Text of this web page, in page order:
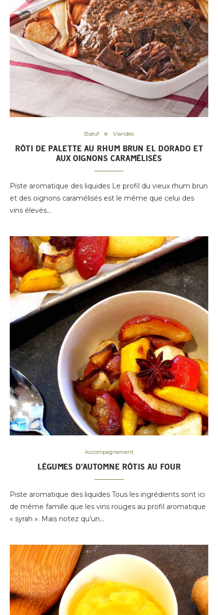
Bœuf Viandes
RÔTI DE PALETTE AU RHUM BRUN EL DORADO ET
AUX OIGNONS CARAMÉLISÉS
Piste aromatique des liquides Le profil du vieux rhum brun
et des oignons caramélisés est le même que celui des
vins élevés…
Accompagnement
LÉGUMES D’AUTOMNE RÔTIS AU FOUR
Piste aromatique des liquides Tous les ingrédients sont ici
de même famille que les vins rouges au profil aromatique
« syrah ». Mais notez qu’un…